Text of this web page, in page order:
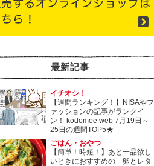
最新記事
イチオシ！
【週間ランキング！】NISAやフ
ァッションの記事がランクイ
ン！ kodomoe web 7月19日～
25日の週間TOP5★
ごはん・おやつ
【簡単！時短！】あと一品欲し
いときにおすすめの「卵とレタ